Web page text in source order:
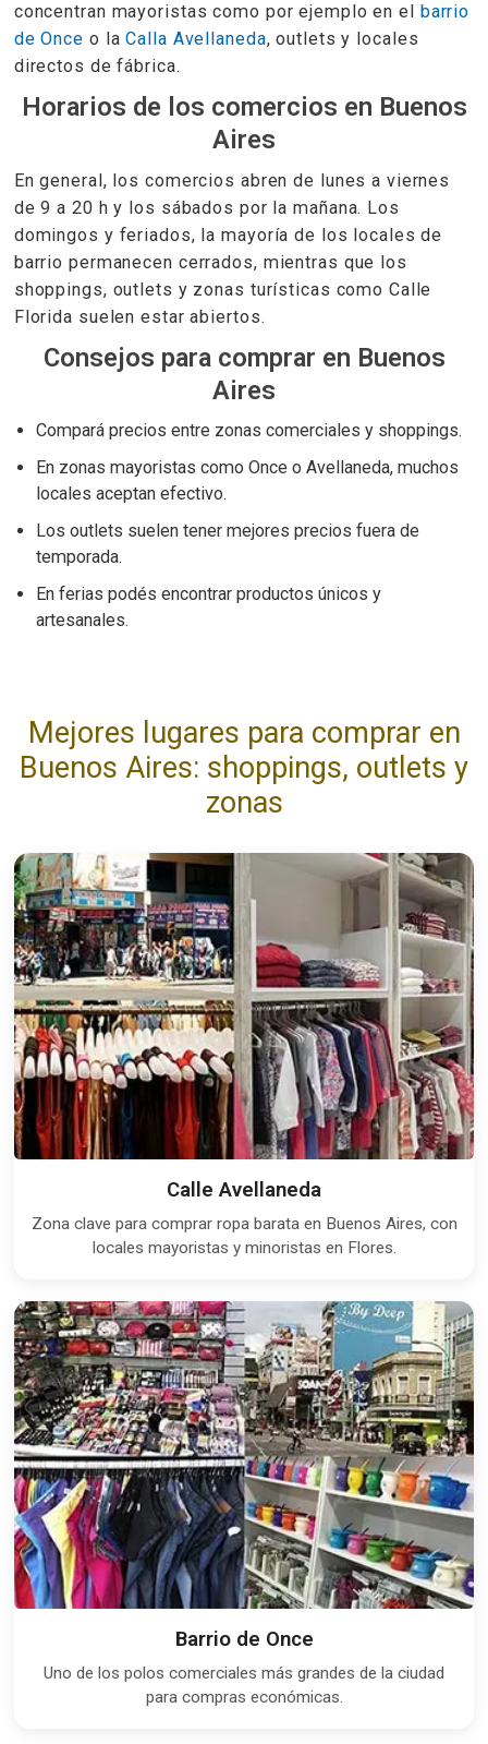
concentran mayoristas como por ejemplo en el
barrio
de Once o laCalla Avellaneda, outlets y locales
directos de fábrica.
Horarios de los comercios en Buenos
Aires
En general, los comercios abren de lunes a viernes
de 9 a 20 h y los sábados por la mañana. Los
domingos y feriados, la mayoría de los locales de
barrio permanecen cerrados, mientras que los
shoppings, outlets y zonas turísticas como Calle
Florida suelen estar abiertos.
Consejos para comprar en Buenos
Aires
Compará precios entre zonas comerciales y shoppings.
En zonas mayoristas como Once o Avellaneda, muchos
locales aceptan efectivo.
Los outlets suelen tener mejores precios fuera de
temporada.
En ferias podés encontrar productos únicos y
artesanales.
Mejores lugares para comprar en
Buenos Aires: shoppings, outlets y
zonas
Calle Avellaneda
Zona clave para comprar ropa barata en Buenos Aires, con
locales mayoristas y minoristas en Flores.
Barrio de Once
Uno de los polos comerciales más grandes de la ciudad
para compras económicas.